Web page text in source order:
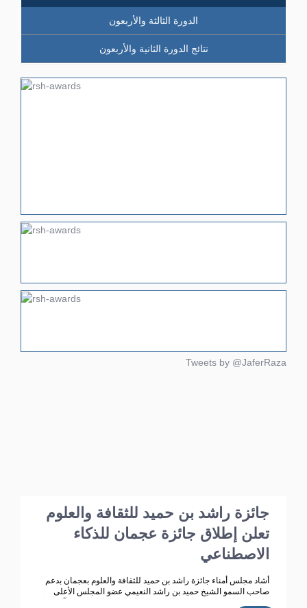
الدورة الثالثة والأربعون
نتائج الدورة الثانية والأربعون
Tweets by @JaferRaza
جائزة راشد بن حميد للثقافة والعلوم
تعلن إطلاق جائزة عجمان للذكاء
الاصطناعي
أشاد مجلس أمناء جائزة راشد بن حميد للثقافة والعلوم بعجمان بدعم
صاحب السمو الشيخ حميد بن راشد النعيمي عضو المجلس الأعلى